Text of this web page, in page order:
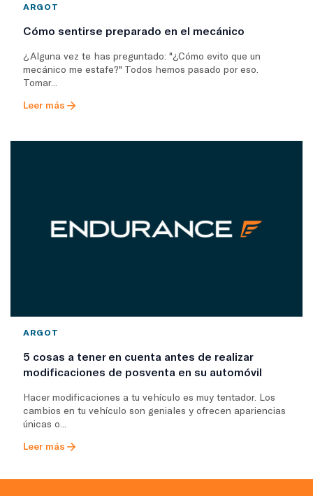
ARGOT
Cómo sentirse preparado en el mecánico
¿Alguna vez te has preguntado: "¿Cómo evito que un
mecánico me estafe?" Todos hemos pasado por eso.
Tomar...
Leer más
ARGOT
5 cosas a tener en cuenta antes de realizar
modificaciones de posventa en su automóvil
Hacer modificaciones a tu vehículo es muy tentador. Los
cambios en tu vehículo son geniales y ofrecen apariencias
únicas o...
Leer más